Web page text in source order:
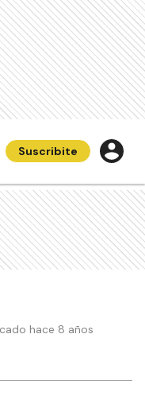
Suscribite
hace 8 años